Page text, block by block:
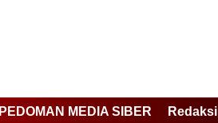
PEDOMAN MEDIA SIBER Redaksi